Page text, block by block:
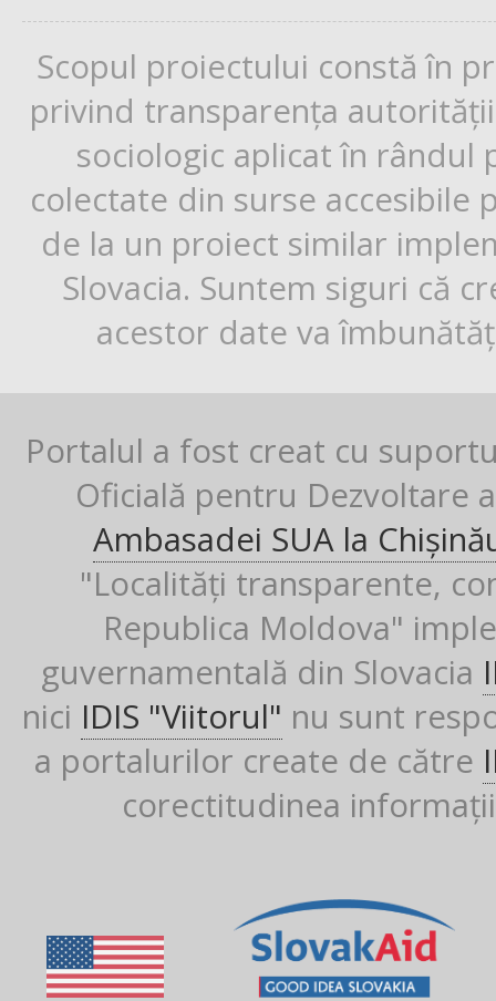
Scopul proiectului constă în
privind transparența
sociologic aplicat în rândul
colectate din surse
de la un proiect similar
Slovacia. Suntem siguri că
acestor date va
Portalul a fost creat cu
Oficială pentru Dezvoltare
Ambasadei SUA la
"Localități transparente,
Republica Moldova"
guvernamentală din Slovacia
nici IDIS "Viitorul" nu sunt
a portalurilor create de către
corectitudinea